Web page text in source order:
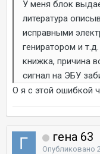
У меня блок
литература
исправными
гениратором и
книжка, причина
сигнал на ЭБУ
О я с этой ошибкой
гена 63
Опубликовано